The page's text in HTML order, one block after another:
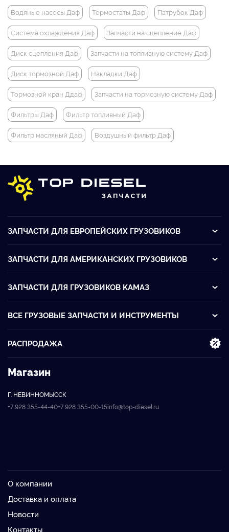
Водяные насосы Даф Термостаты Даф Патрубок Даф
Система охлаждения Даф Запчасти на сцепление Даф
Диск сцепления Даф Запчасти на топливную систему Даф
Диск тормозной Даф Накладки Даф
Тормозной кран Ддаф Запчасти на тормозную систему Даф
Фильтры Даф Фильтр топливный Даф
Фильтр масляный Даф Воздушный фильтр Даф
ЗАПЧАСТИ ДЛЯ ЕВРОПЕЙСКИХ ГРУЗОВИКОВ
ЗАПЧАСТИ ДЛЯ АМЕРИКАНСКИХ ГРУЗОВИКОВ
ЗАПЧАСТИ ДЛЯ ГРУЗОВИКОВ KАМАЗ
ВСЕ ГРУЗОВЫЕ ЗАПЧАСТИ И ИНСТРУМЕНТЫ
РАСПРОДАЖА
Магазин
Г. НЕВИННОМЫССК
+7 928 355-44-40+7 928 355-00-15info@top-diesel.ru
О компании
Доставка и оплата
Новости
Контакты